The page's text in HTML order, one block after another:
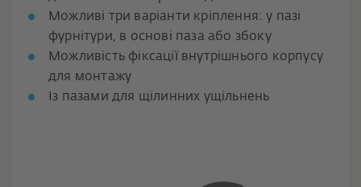
Можливі три варіанти кріплення: у пазі
фурнітури, в основі паза або збоку
Можливість фіксації внутрішнього корпусу
для монтажу
Із пазами для щілинних ущільнень